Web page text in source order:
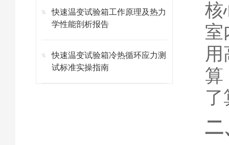
快速温变试验箱工作原理及热力
学性能剖析报告
快速温变试验箱冷热循环应力测
试标准实操指南
核
室
算
了
二